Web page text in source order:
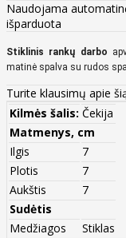
Naudojama
išparduota
Stiklinis rankų darbo
matinė spalva su rudos
Turite klausimų apie
Kilmės šalis: Čekija
Matmenys, cm
Ilgis
7
Plotis
7
Aukštis
7
Sudėtis
Medžiagos
Stiklas